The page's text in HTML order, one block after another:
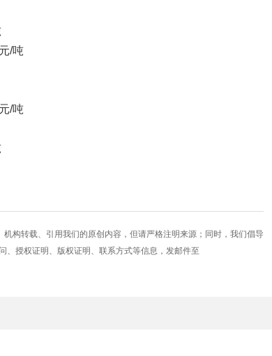
/吨
/吨
构转载、引用我们的原创内容，但请严格注明来源；同时，我们倡导
、授权证明、版权证明、联系方式等信息，发邮件至